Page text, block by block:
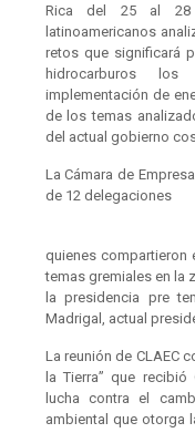
Rica del 25 al 28
latinoamericanos
retos que significará
hidrocarburos
implementación de
de los temas
del actual gobierno
La Cámara de
de 12 delegaciones
quienes
temas gremiales en la
la presidencia pre
Madrigal, actual
La reunión de CLAEC
la Tierra” que
lucha contra el
ambiental que otorga